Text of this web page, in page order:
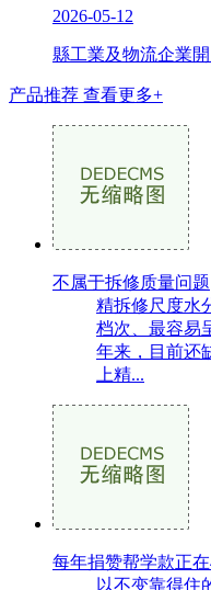
2026-05-12
縣工業及物流企業
产品推荐 查看更多+
不属于拆修质量问题
精拆修尺度水
档次、最容易
年来，目前还
上精...
每年捐赞帮学款正
以不变靠得住